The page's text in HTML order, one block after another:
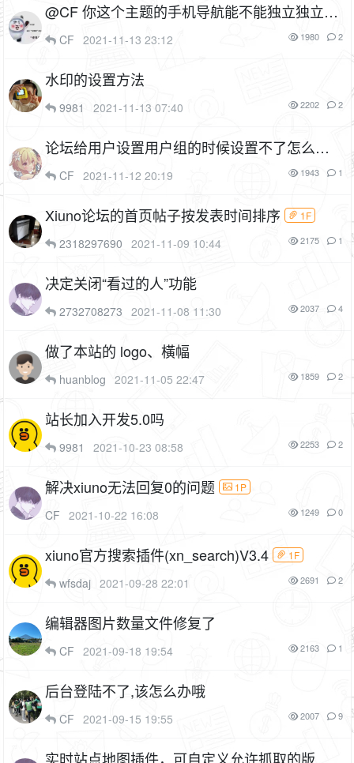
@CF 你这个主题的手机导航能不能独立独立做
成插件
CF 2021-11-13 23:12 1980 2
水印的设置方法
9981 2021-11-13 07:40 2202 2
论坛给用户设置用户组的时候设置不了怎么办
1P
CF 2021-11-12 20:19 1943 1
Xiuno论坛的首页帖子按发表时间排序 1F
2318297690 2021-11-09 10:44 2175 1
决定关闭“看过的人”功能
2732708273 2021-11-08 11:30 2037 4
做了本站的 logo、橫幅
huanblog 2021-11-05 22:47 1859 2
站长加入开发5.0吗
9981 2021-10-23 08:58 2253 2
解决xiuno无法回复0的问题 1P
CF 2021-10-22 16:08 1249 0
xiuno官方搜索插件(xn_search)V3.4 1F
wfsdaj 2021-09-28 22:01 2691 2
编辑器图片数量文件修复了
CF 2021-09-18 19:54 2163 1
后台登陆不了,该怎么办哦
CF 2021-09-15 19:55 2007 9
实时站点地图插件，可自定义允许抓取的版块